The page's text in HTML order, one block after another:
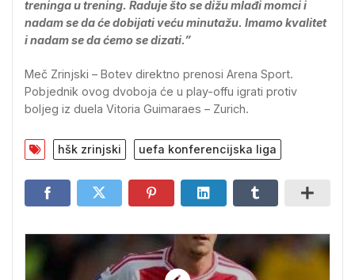
treninga u trening. Raduje što se dižu mlađi momci i
nadam se da će dobijati veću minutažu. Imamo kvalitet
i nadam se da ćemo se dizati.”
Meč Zrinjski – Botev direktno prenosi Arena Sport.
Pobjednik ovog dvoboja će u play-offu igrati protiv
boljeg iz duela Vitoria Guimaraes – Zurich.
hšk zrinjski uefa konferencijska liga